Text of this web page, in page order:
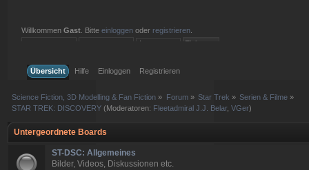
WillkommenGast . Bitteeinloggen oder registrieren
Übersicht
Hilfe Einloggen Registrieren
Science Fiction, 3D Modelling & Fan Fiction » Forum» Star Trek » Serien & Filme »
STAR TREK: DISCOVERY (Moderatoren: Fleetadmiral J.J. Belar,VGer)
Untergeordnete Boards
ST-DSC: Allgemeines
Bilder, Videos, Diskussionen etc.